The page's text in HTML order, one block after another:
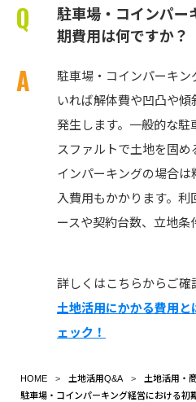
駐車場・コインパー
期費用は何ですか？
駐車場・コインパーキ
いれば解体費や凹凸や
発生します。一般的な駐
スファルトで土地を固
インパーキングの場合
入費用もかかります。
ースや契約台数、立地条
詳しくはこちらからご確
土地活用にかかる費用
ェック！
HOME 土地活用Q&A
土地活用・
駐車場・コインパーキング経営における初